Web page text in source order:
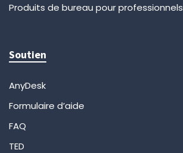
Produits de bureau pour professionnels
Soutien
AnyDesk
Formulaire d’aide
FAQ
TED